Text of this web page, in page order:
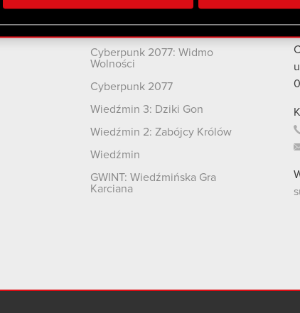
otrzymanymi od Ciebie lub uzyskanymi podczas
zgadasz się na używanie plików cookie.
Produkty
Cyberpunk 2077: Widmo
Wolności
Cyberpunk 2077
Wiedźmin 3: Dziki Gon
Wiedźmin 2: Zabójcy Królów
Wiedźmin
GWINT: Wiedźmińska Gra
Karciana